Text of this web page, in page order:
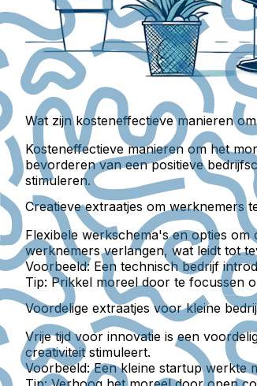
Wat zijn kosteneffectieve manieren
Kosteneffectieve manieren om het
bevorderen van een positieve
stimuleren.
Creatieve extraatjes om werknemers
Flexibele werkschema's en opties
werknemers verlangen, wat leidt tot
Voorbeeld:Een technisch bedrijf
Tip: Prikkel moreel door te focussen
Voordelige extraatjes voor kleine
Vrije tijd voor innovatie is een
creativiteit stimuleert.
Voorbeeld:Een kleine startup werkte